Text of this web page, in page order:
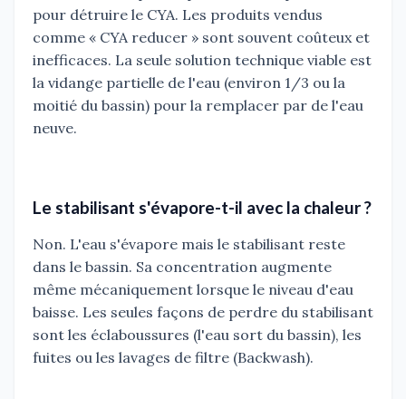
pour détruire le CYA. Les produits vendus
comme « CYA reducer » sont souvent coûteux et
inefficaces. La seule solution technique viable est
la vidange partielle de l'eau (environ 1/3 ou la
moitié du bassin) pour la remplacer par de l'eau
neuve.
Le stabilisant s'évapore-t-il avec la chaleur ?
Non. L'eau s'évapore mais le stabilisant reste
dans le bassin. Sa concentration augmente
même mécaniquement lorsque le niveau d'eau
baisse. Les seules façons de perdre du stabilisant
sont les éclaboussures (l'eau sort du bassin), les
fuites ou les lavages de filtre (Backwash).